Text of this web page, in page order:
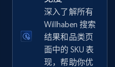
URL, Product id, Title,
Seller reviews,
more.
深入了解所有
Willhaben 搜索
结果和品类页
面中的 SKU 表
现，帮助你优